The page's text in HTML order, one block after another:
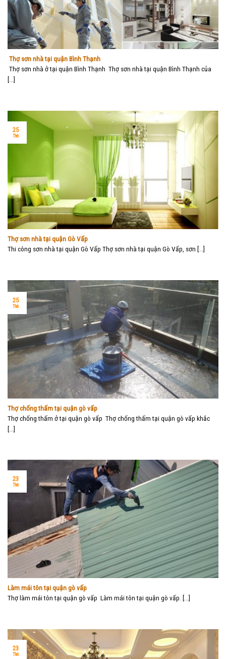
Thợ sơn nhà tại quận Bình Thạnh
Thợ sơn nhà ở tại quận Bình Thạnh Thợ sơn nhà tại quận Bình Thạnh của
[...]
Thợ sơn nhà tại quận Gò Vấp
Thi công sơn nhà tại quận Gò Vấp Thợ sơn nhà tại quận Gò Vấp, sơn [...]
25
Th6
Thợ chống thấm tại quận gò vấp
Thợ chống thấm ở tại quận gò vấp Thợ chống thấm tại quận gò vấp khắc
[...]
25
Th6
Làm mái tôn tại quận gò vấp
Thợ làm mái tôn tại quận gò vấp Làm mái tôn tại quận gò vấp. [...]
23
Th6
23
Th6